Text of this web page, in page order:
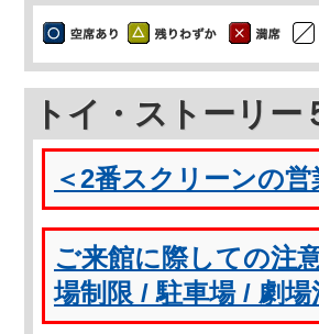
トイ・ストーリ
＜2番スクリーンの
ご来館に際しての注
場制限 / 駐車場 / 劇場